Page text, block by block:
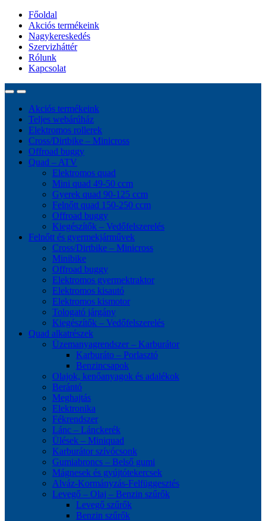
Főoldal
Akciós termékeink
Nagykereskedés
Szervizháttér
Rólunk
Kapcsolat
Akciós termékeink
Teljes webárúház
Elektromos rollerek
Cross/Dirtbike – Minicross
Offroad buggy
Quad – ATV
Elektromos quad
Mini quad 49-50 ccm
Gyerek quad 90-125 ccm
Felnőtt quad 150-250 ccm
Offroad buggy
Kiegészítők – Vedőfelszerelés
Felnőtt és gyermekjárművek
Cross/Dirtbike – Minicross
Minibike
Offroad buggy
Elektromos gyermektraktor
Elektromos kisautó
Elektromos kismotor
Tologató járgány
Kiegészítők – Vedőfelszerelés
Quad alkatrészek
Üzemanyagrendszer – Karburátor
Karburáto – Porlasztó
Benzincsapok
Olajok, kenőanyagok és adalékok
Berántó
Meghajtás
Elektronika
Fékrendszer
Lánc – Lánckerék
Ülések – Miniquad
Karburátor szívócsonk
Gumiabroncs – Belső gumi
Mágnesek és gyújtótekercsek
Alváz-Kormányzás-Felfüggesztés
Levegő – Olaj – Benzin szűrők
Levegő szűrők
Benzin szűrők